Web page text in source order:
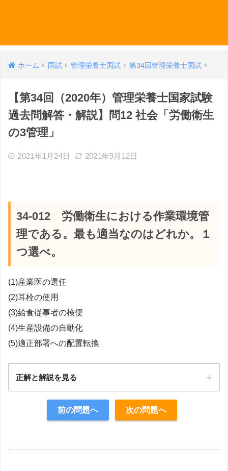
ホーム 国試 管理栄養士国試 第34回管理栄養士国試
【第34回（2020年）管理栄養士国家試験
過去問解答・解説】問12 社会「労働衛生
の3管理」
2021年1月24日 2021年9月12日
34-012 労働衛生における作業環境管
理である。最も適当なのはどれか。１
つ選べ。
(1)産業医の選任
(2)耳栓の使用
(3)給食従事者の検便
(4)生産設備の自動化
(5)適正部署への配置転換
正解と解説を見る
前の問題へ 次の問題へ